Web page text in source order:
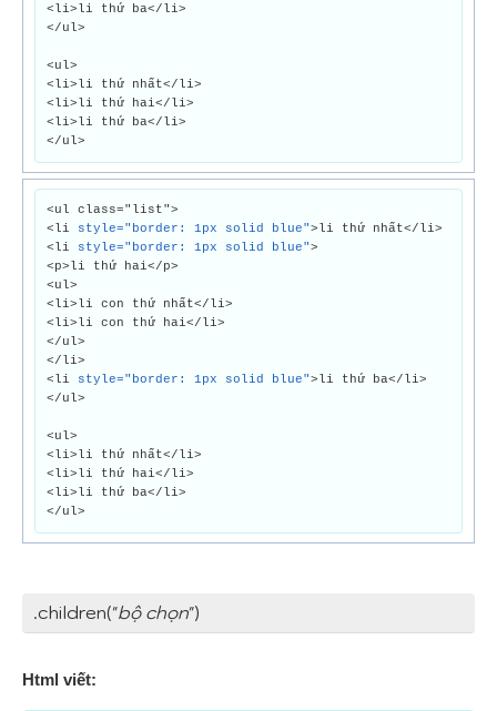
<li>li thứ ba</li>
</ul>
<ul>
<li>li thứ nhất</li>
<li>li thứ hai</li>
<li>li thứ ba</li>
</ul>
<ul class="list">
<li style="border: 1px solid blue">li thứ nhất</li>
<li style="border: 1px solid blue">
<p>li thứ hai</p>
<ul>
<li>li con thứ nhất</li>
<li>li con thứ hai</li>
</ul>
</li>
<li style="border: 1px solid blue">li thứ ba</li>
</ul>
<ul>
<li>li thứ nhất</li>
<li>li thứ hai</li>
<li>li thứ ba</li>
</ul>
.children("bộ chọn")
Html viết: